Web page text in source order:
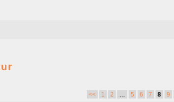
<< 1 2 5 6 7 8 9